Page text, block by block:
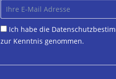
Ich habe die
zur Kenntnis genommen.